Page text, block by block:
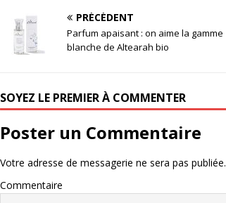
PRÉCÉDENT
Parfum apaisant : on aime la gamme
blanche de Altearah bio
SOYEZ LE PREMIER À COMMENTER
Poster un Commentaire
Votre adresse de messagerie ne sera pas publiée.
Commentaire